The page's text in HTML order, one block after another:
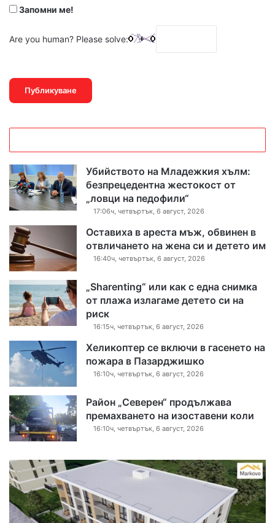
Запомни ме!
Are you human? Please solve:
Убийството на Младежкия хълм:
безпрецедентна жестокост от
„ловци на педофили“
17:06ч, четвъртък, 6 август, 2026
Оставиха в ареста мъж, обвинен в
отвличането на жена си и детето им
16:40ч, четвъртък, 6 август, 2026
„Sharenting“ или как с една снимка
от плажа излагаме детето си на
риск
16:15ч, четвъртък, 6 август, 2026
Хеликоптер се включи в гасенето на
пожара в Пазарджишко
16:10ч, четвъртък, 6 август, 2026
Район „Северен“ продължава
премахването на изоставени коли
16:10ч, четвъртък, 6 август, 2026